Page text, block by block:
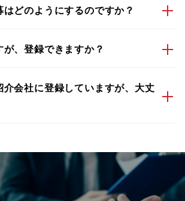
はどのようにするのですか？
が、登録できますか？
介会社に登録していますが、大丈